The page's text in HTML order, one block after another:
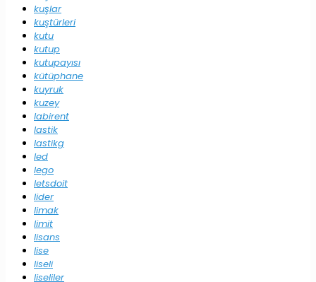
kuşlar
kuştürleri
kutu
kutup
kutupayısı
kütüphane
kuyruk
kuzey
labirent
lastik
lastikg
led
lego
letsdoit
lider
limak
limit
lisans
lise
liseli
liseliler